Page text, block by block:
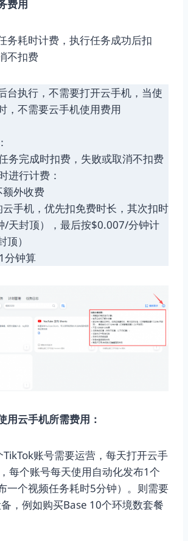
费用
务耗时计费，执行任务成功后扣
不扣费
台执行，不需要打开云手机，当使
，不需要云手机使用费用
务完成时扣费，失败或取消不扣费
进行计费：
额外收费
云手机，优先扣免费时长，其次扣时
/天封顶），最后按$0.007/分钟计
）
分钟算
用云手机所需费用：
账号需要运营，每天打开云手
每个账号每天使用自动化发布1个
一个视频任务耗时5分钟）。则需要
，例如购买Base 10个环境数套餐